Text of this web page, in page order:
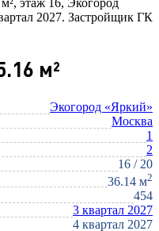
2027. Застройщик ГК
м²
Экогород «Яркий»
Москва
1
2
16 / 20
36.14 м2
454
3 квартал 2027
4 квартал 2027